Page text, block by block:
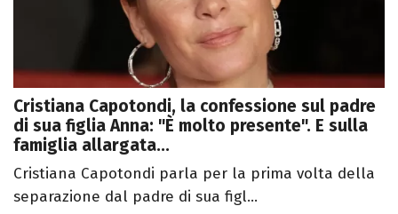
Cristiana Capotondi, la confessione sul padre
di sua figlia Anna: "È molto presente". E sulla
famiglia allargata...
Cristiana Capotondi parla per la prima volta della
separazione dal padre di sua figl...